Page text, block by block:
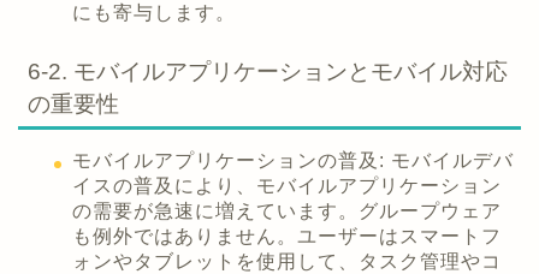
にも寄与します。
6-2. モバイルアプリケーションとモバイル対応
の重要性
モバイルアプリケーションの普及: モバイルデバ
イスの普及により、モバイルアプリケーション
の需要が急速に増えています。グループウェア
も例外ではありません。ユーザーはスマートフ
ォンやタブレットを使用して、タスク管理やコ